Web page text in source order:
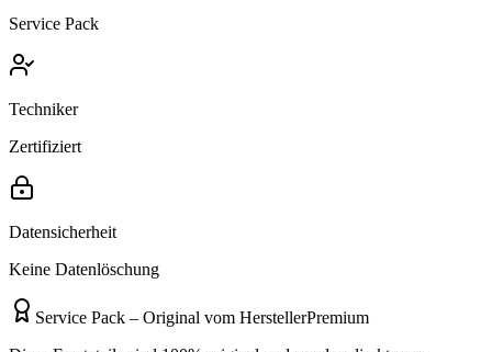
Service Pack
Techniker
Zertifiziert
Datensicherheit
Keine Datenlöschung
Service Pack – Original vom HerstellerPremium